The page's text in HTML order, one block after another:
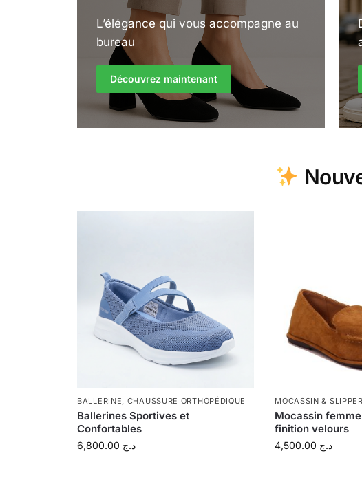
L’élégance qui vous accompagne au
bureau
Découvrez maintenant
BALLERINE, CHAUSSURE ORTHOPÉDIQUE
Ballerines Sportives et
Confortables
د.ج
MOCASSIN &
Mocassin
finition velours
د.ج